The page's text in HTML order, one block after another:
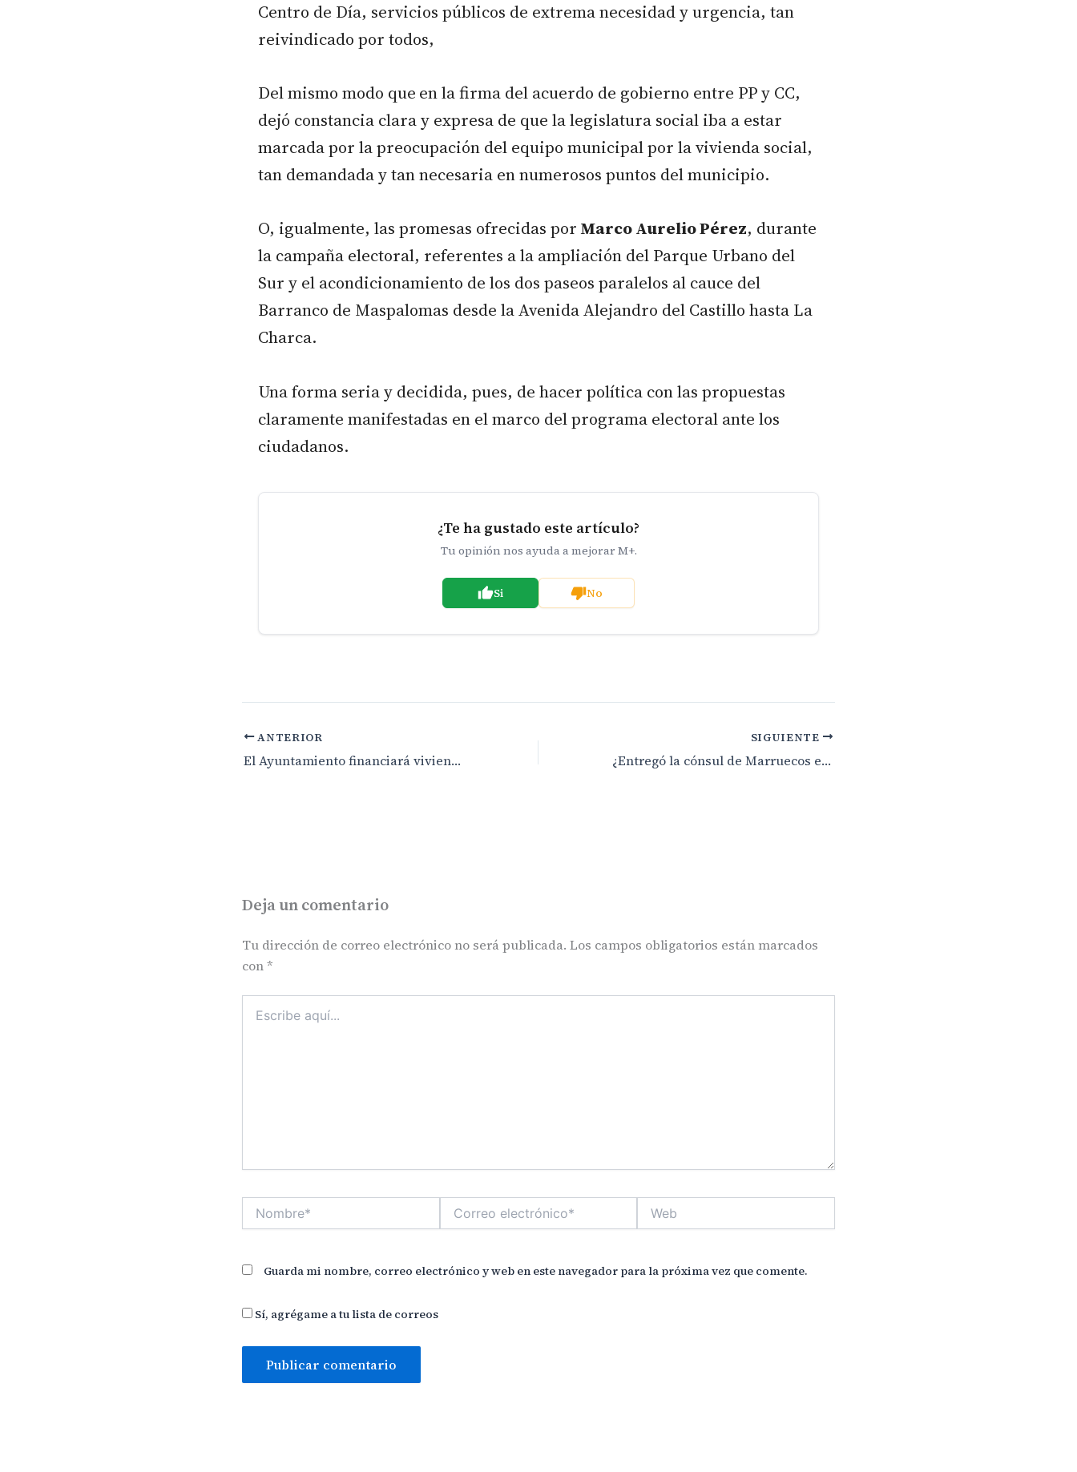
Centro de Día, servicios públicos de extrema necesidad y urgencia, tan
reivindicado por todos,
Del mismo modo que en la firma del acuerdo de gobierno entre PP y CC,
dejó constancia clara y expresa de que la legislatura social iba a estar
marcada por la preocupación del equipo municipal por la vivienda social,
tan demandada y tan necesaria en numerosos puntos del municipio.
O, igualmente, las promesas ofrecidas porMarco Aurelio Pérez, durante
la campaña electoral, referentes a la ampliación del Parque Urbano del
Sur y el acondicionamiento de los dos paseos paralelos al cauce del
Barranco de Maspalomas desde la Avenida Alejandro del Castillo hasta La
Charca.
Una forma seria y decidida, pues, de hacer política con las propuestas
claramente manifestadas en el marco del programa electoral ante los
ciudadanos.
¿Te ha gustado este artículo?
Tu opinión nos ayuda a mejorar M+.
Si No
ANTERIOR
El Ayuntamiento financiará viviendas públicas por 35 millones de euros
SIGUIENTE
¿Entregó la cónsul de Marruecos en Canarias al rey alauita el artículo «Carta a Mohamed VI», de Juan de la Cruz?
Deja un comentario
Tu dirección de correo electrónico no será publicada. Los campos obligatorios están marcados
con*
aquí...
Nombre*
Correo
electrónico*
Web
Guarda mi nombre, correo electrónico y web en este navegador para la próxima vez que comente.
Sí, agrégame a tu lista de correos